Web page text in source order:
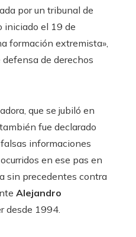
por un tribunal de
iniciado el 19 de
formación extremista»,
de derechos
que se jubiló en
también fue declarado
informaciones
en ese pas en
sin precedentes contra
Alejandro
desde 1994.